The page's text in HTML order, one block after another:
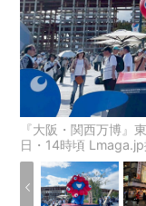
『大阪・関西万博』
日・14時頃 Lmaga.jp